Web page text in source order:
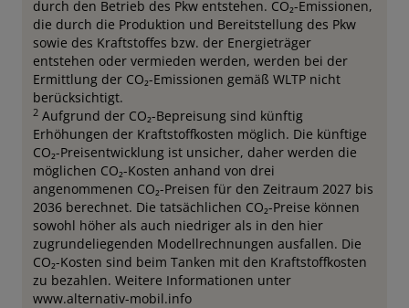
durch den Betrieb des Pkw entstehen. CO₂-Emissionen,
die durch die Produktion und Bereitstellung des Pkw
sowie des Kraftstoffes bzw. der Energieträger
entstehen oder vermieden werden, werden bei der
Ermittlung der CO₂-Emissionen gemäß WLTP nicht
berücksichtigt.
2 Aufgrund der CO₂-Bepreisung sind künftig
Erhöhungen der Kraftstoffkosten möglich. Die künftige
CO₂-Preisentwicklung ist unsicher, daher werden die
möglichen CO₂-Kosten anhand von drei
angenommenen CO₂-Preisen für den Zeitraum 2027 bis
2036 berechnet. Die tatsächlichen CO₂-Preise können
sowohl höher als auch niedriger als in den hier
zugrundeliegenden Modellrechnungen ausfallen. Die
CO₂-Kosten sind beim Tanken mit den Kraftstoffkosten
zu bezahlen. Weitere Informationen unter
www.alternativ-mobil.info